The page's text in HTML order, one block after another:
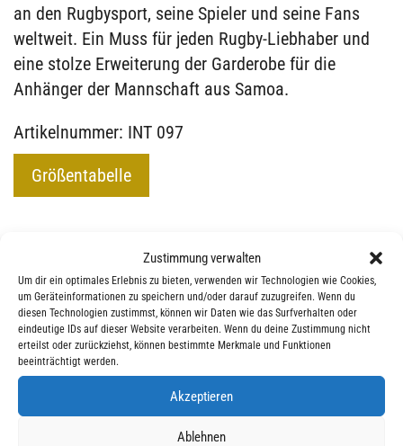
Zustimmung verwalten
Um dir ein optimales Erlebnis zu bieten, verwenden wir Technologien wie Cookies,
um Geräteinformationen zu speichern und/oder darauf zuzugreifen. Wenn du
diesen Technologien zustimmst, können wir Daten wie das Surfverhalten oder
eindeutige IDs auf dieser Website verarbeiten. Wenn du deine Zustimmung nicht
erteilst oder zurückziehst, können bestimmte Merkmale und Funktionen
beeinträchtigt werden.
Akzeptieren
Ablehnen
an den Rugbysport, seine Spieler und seine Fans
weltweit. Ein Muss für jeden Rugby-Liebhaber und
eine stolze Erweiterung der Garderobe für die
Anhänger der Mannschaft aus Samoa.
Artikelnummer: INT 097
Größentabelle
95,00€
inkl. MwSt.
Versandkosten - ! Hinweis zur
Lieferabwicklung hier klicken !